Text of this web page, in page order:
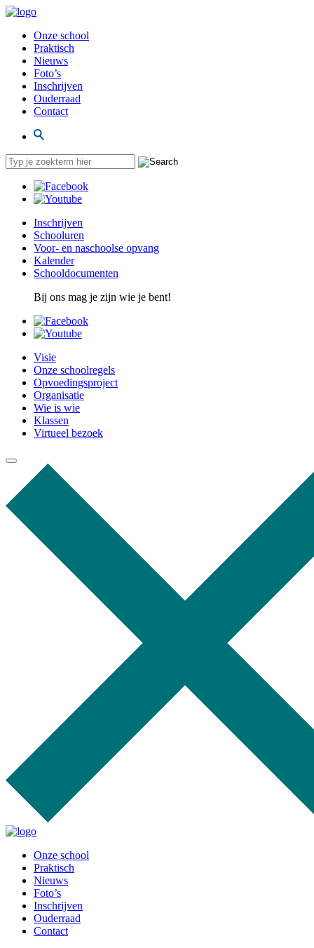
Onze school
Praktisch
Nieuws
Foto’s
Inschrijven
Ouderraad
Contact
Inschrijven
Schooluren
Voor- en naschoolse opvang
Kalender
Schooldocumenten
Bij ons mag je zijn wie je bent!
Visie
Onze schoolregels
Opvoedingsproject
Organisatie
Wie is wie
Klassen
Virtueel bezoek
Onze school
Praktisch
Nieuws
Foto’s
Inschrijven
Ouderraad
Contact